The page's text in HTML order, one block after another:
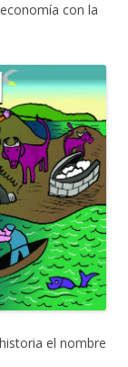
con la
el nombre